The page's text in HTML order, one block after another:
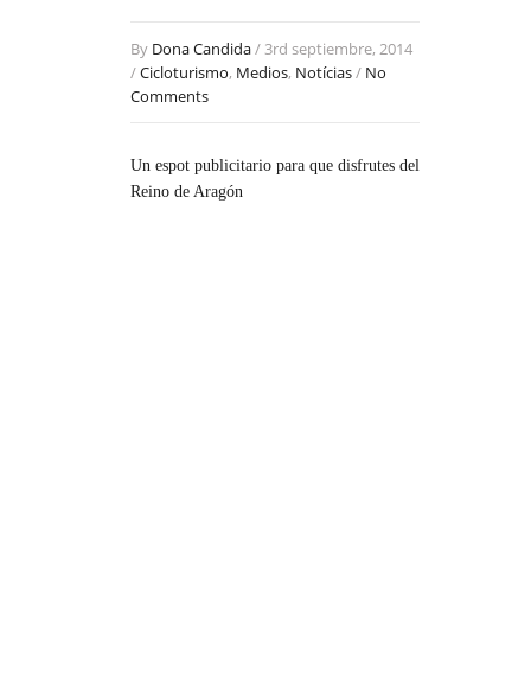
By Dona Candida/ 3rd septiembre, 2014
/Cicloturismo, Medios, Notícias/ No
Comments
Un espot publicitario para que disfrutes del
Reino de Aragón